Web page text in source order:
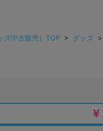
ズ中古販売）TOP > グッズ >